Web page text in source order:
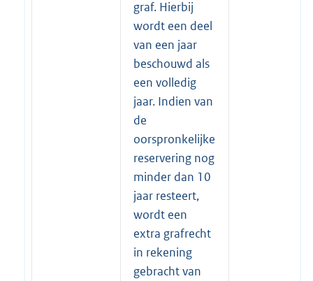
graf. Hierbij
wordt een deel
van een jaar
beschouwd als
een volledig
jaar. Indien van
de
oorspronkelijke
reservering nog
minder dan 10
jaar resteert,
wordt een
extra grafrecht
in rekening
gebracht van